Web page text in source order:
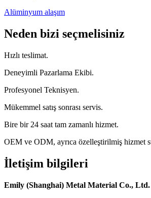
Alüminyum alaşım
Neden bizi seçmelisiniz
Hızlı teslimat.
Deneyimli Pazarlama Ekibi.
Profesyonel Teknisyen.
Mükemmel satış sonrası servis.
Bire bir 24 saat tam zamanlı hizmet.
OEM ve ODM, ayrıca özelleştirilmiş hizmet
İletişim bilgileri
Emily (Shanghai) Metal Material Co., Ltd.